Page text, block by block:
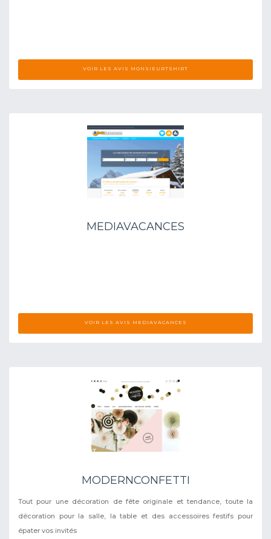
VOIR LES AVIS MONSIEURTSHIRT
MEDIAVACANCES
VOIR LES AVIS MEDIAVACANCES
MODERNCONFETTI
Tout pour une décoration de fête originale et tendance, toute la
décoration pour la salle, la table et des accessoires festifs pour
épater vos invités